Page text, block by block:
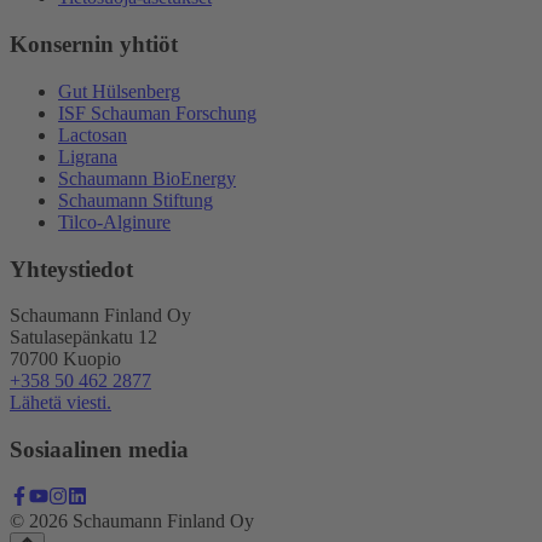
Konsernin yhtiöt
Gut Hülsenberg
ISF Schauman Forschung
Lactosan
Ligrana
Schaumann BioEnergy
Schaumann Stiftung
Tilco-Alginure
Yhteystiedot
Schaumann Finland Oy
Satulasepänkatu 12
70700 Kuopio
+358 50 462 2877
Lähetä viesti.
Sosiaalinen media
© 2026 Schaumann Finland Oy